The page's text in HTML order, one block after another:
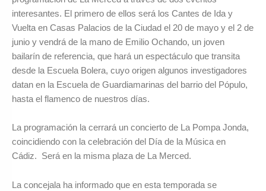
interesantes. El primero de ellos será los Cantes de Ida y
Vuelta en Casas Palacios de la Ciudad el 20 de mayo y el 2 de
junio y vendrá de la mano de Emilio Ochando, un joven
bailarín de referencia, que hará un espectáculo que transita
desde la Escuela Bolera, cuyo origen algunos investigadores
datan en la Escuela de Guardiamarinas del barrio del Pópulo,
hasta el flamenco de nuestros días.
La programación la cerrará un concierto de La Pompa Jonda,
coincidiendo con la celebración del Día de la Música en
Cádiz. Será en la misma plaza de La Merced.
La concejala ha informado que en esta temporada se